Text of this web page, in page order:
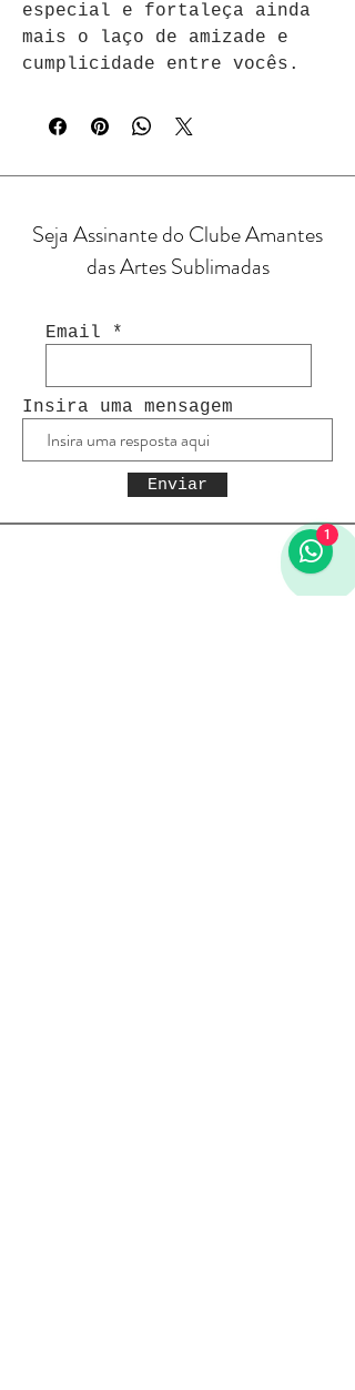
especial e fortaleça ainda
mais o laço de amizade e
cumplicidade entre vocês.
Seja Assinante do Clube Amantes
das Artes Sublimadas
Email
Insira uma mensagem
Enviar
1